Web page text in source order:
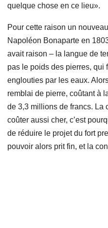
quelque chose en ce lieu».
Pour cette raison un
Napoléon Bonaparte en
avait raison – la langue de
pas le poids des pierres, qui
englouties par les eaux.
remblai de pierre, coûtant à
de 3,3 millions de francs. La
coûter aussi cher, c’est
de réduire le projet du fort
pouvoir alors prit fin, et la